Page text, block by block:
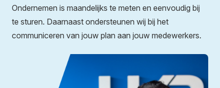
Ondernemen is maandelijks te meten en eenvoudig bij
te sturen. Daarnaast ondersteunen wij bij het
communiceren van jouw plan aan jouw medewerkers.